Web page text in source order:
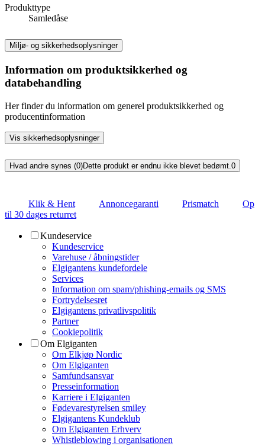
Produkttype
Samledåse
Miljø- og sikkerhedsoplysninger
Information om produktsikkerhed og
databehandling
Her finder du information om generel produktsikkerhed og
producentinformation
Vis sikkerhedsoplysninger
Hvad andre synes (0)Dette produkt er endnu ikke blevet bedømt. 0
Klik & Hent Annoncegaranti Prismatch
Op
til 30 dages returret
Kundeservice
Kundeservice
Varehuse / åbningstider
Elgigantens kundefordele
Services
Information om spam/phishing-emails og SMS
Fortrydelsesret
Elgigantens privatlivspolitik
Partner
Cookiepolitik
Om Elgiganten
Om Elkjøp Nordic
Om Elgiganten
Samfundsansvar
Presseinformation
Karriere i Elgiganten
Fødevarestyrelsen smiley
Elgigantens Kundeklub
Om Elgiganten Erhverv
Whistleblowing i organisationen